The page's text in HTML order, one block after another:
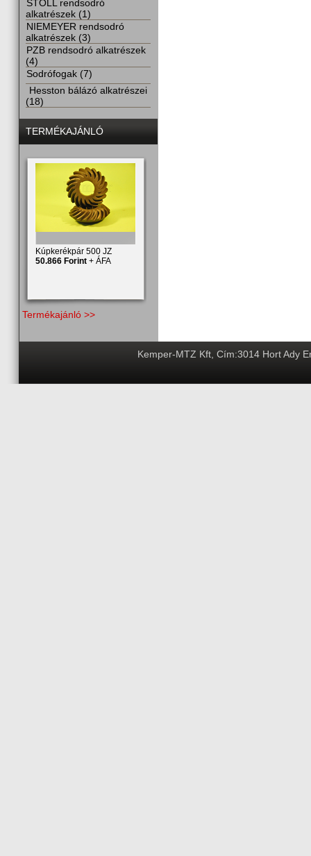
STOLL rendsodró
alkatrészek (1)
NIEMEYER rendsodró
alkatrészek (3)
PZB rendsodró alkatrészek
(4)
Sodrófogak (7)
Hesston bálázó alkatrészei
(18)
TERMÉKAJÁNLÓ
Kúpkerékpár 500 JZ
50.866 Forint + ÁFA
Termékajánló >>
Kemper-MTZ Kft, Cím:3014 Hort Ady